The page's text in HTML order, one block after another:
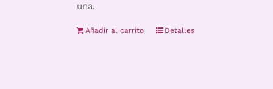
una.
Añadir al carrito Detalles